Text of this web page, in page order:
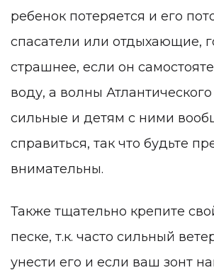
ребенок потеряется и его
спасатели или отдыхающие,
страшнее, если он
воду, а волны
сильные и детям с ними
справиться, так что будьте
внимательны.
Также тщательно крепите
песке, т.к. часто сильный
унести его и если ваш зонт